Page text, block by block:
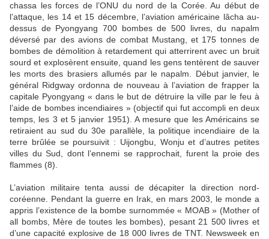
chassa les forces de l’ONU du nord de la Corée. Au début de
l’attaque, les 14 et 15 décembre, l’aviation américaine lâcha au-
dessus de Pyongyang 700 bombes de 500 livres, du napalm
déversé par des avions de combat Mustang, et 175 tonnes de
bombes de démolition à retardement qui atterrirent avec un bruit
sourd et explosèrent ensuite, quand les gens tentèrent de sauver
les morts des brasiers allumés par le napalm. Début janvier, le
général Ridgway ordonna de nouveau à l’aviation de frapper la
capitale Pyongyang « dans le but de détruire la ville par le feu à
l’aide de bombes incendiaires » (objectif qui fut accompli en deux
temps, les 3 et 5 janvier 1951). A mesure que les Américains se
retiraient au sud du 30e parallèle, la politique incendiaire de la
terre brûlée se poursuivit : Uijongbu, Wonju et d’autres petites
villes du Sud, dont l’ennemi se rapprochait, furent la proie des
flammes (8).
L’aviation militaire tenta aussi de décapiter la direction nord-
coréenne. Pendant la guerre en Irak, en mars 2003, le monde a
appris l’existence de la bombe surnommée « MOAB » (Mother of
all bombs, Mère de toutes les bombes), pesant 21 500 livres et
d’une capacité explosive de 18 000 livres de TNT. Newsweek en